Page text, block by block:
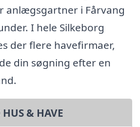
anlægsgartner i Fårvang
I hele Silkeborg
der flere havefirmaer,
din søgning efter en
& HAVE